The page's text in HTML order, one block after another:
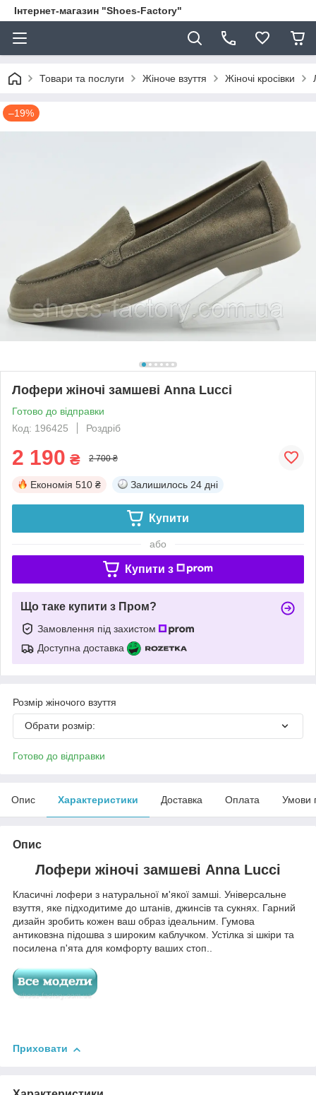
Інтернет-магазин "Shoes-Factory"
Товари та послуги Жіноче взуття Жіночі кросівки
–19%
Лофери жіночі замшеві Anna Lucci
Готово до відправки
Код: 196425
Роздріб
2 190 ₴ 2 700 ₴
Економія 510 ₴ Залишилось 24 дні
Купити
або
Купити з
Що таке купити з Пром?
Замовлення під захистом
Доступна доставка
Розмір жіночого взуття
Обрати розмір:
Готово до відправки
Опис Характеристики Доставка Оплата Умови
Опис
Лофери жіночі замшеві Anna Lucci
Класичні лофери з натуральної м'якої замші. Універсальне
взуття, яке підходитиме до штанів, джинсів та сукнях. Гарний
дизайн зробить кожен ваш образ ідеальним. Гумова
антиковзна підошва з широким каблучком. Устілка зі шкіри та
посилена п'ята для комфорту ваших стоп..
Приховати